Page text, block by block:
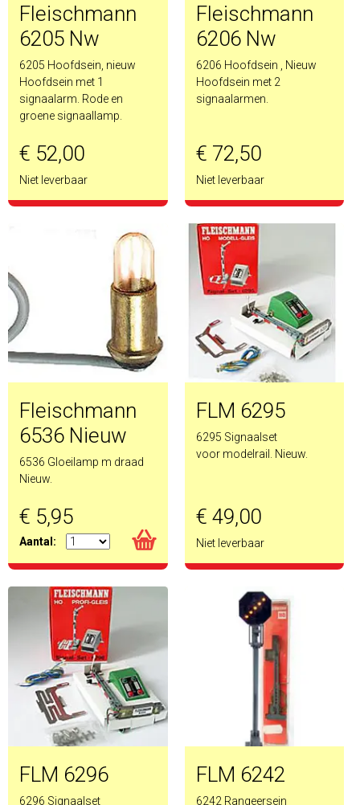
Fleischmann
6205 Nw
6205 Hoofdsein, nieuw
Hoofdsein met 1
signaalarm. Rode en
groene signaallamp.
€ 52,00
Niet leverbaar
Fleischmann
6206 Nw
6206 Hoofdsein , Nieuw
Hoofdsein met 2
signaalarmen.
€ 72,50
Niet leverbaar
Fleischmann
6536 Nieuw
6536 Gloeilamp m draad
Nieuw.
€ 5,95
Aantal:
FLM 6295
6295 Signaalset
voor modelrail. Nieuw.
€ 49,00
Niet leverbaar
FLM 6296
6296 Signaalset
FLM 6242
6242 Rangeersein